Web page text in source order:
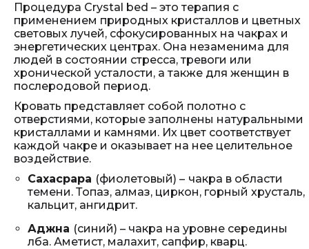
Процедура Crystal bed – это терапия с
применением природных кристаллов и цветных
световых лучей, сфокусированных на чакрах и
энергетических центрах. Она незаменима для
людей в состоянии стресса, тревоги или
хронической усталости, а также для женщин в
послеродовой период.
Кровать представляет собой полотно с
отверстиями, которые заполнены натуральными
кристаллами и камнями. Их цвет соответствует
каждой чакре и оказывает на нее целительное
воздействие.
Сахасрара (фиолетовый) – чакра в области
темени. Топаз, алмаз, циркон, горный хрусталь,
кальцит, ангидрит.
Аджна (синий) – чакра на уровне середины
лба. Аметист, малахит, сапфир, кварц.